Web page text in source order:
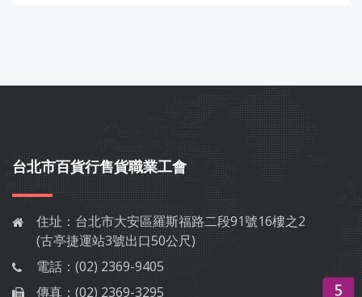
台北市百貨行售貨職業工會
住址： 台北市大安區羅斯福路二段91號16樓之2
(古亭捷運站3號出口50公尺)
電話： (02) 2369-9405
傳真： (02) 2369-3295